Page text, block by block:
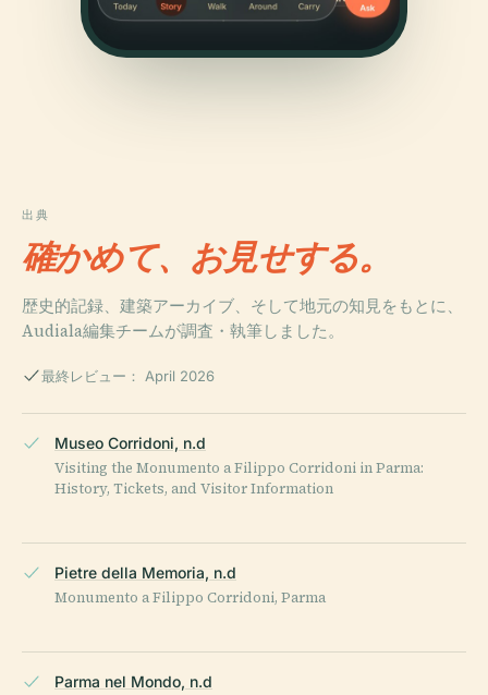
出典
確かめて、お見せする。
歴史的記録、建築アーカイブ、そして地元の知見をもとに、
Audiala編集チームが調査・執筆しました。
最終レビュー： April 2026
Museo Corridoni, n.d
Visiting the Monumento a Filippo Corridoni in Parma:
History, Tickets, and Visitor Information
Pietre della Memoria, n.d
Monumento a Filippo Corridoni, Parma
Parma nel Mondo, n.d